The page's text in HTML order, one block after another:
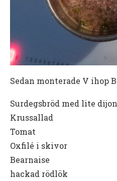
Sedan monterade V ihop
Surdegsbröd med lite
Krussallad
Tomat
Oxfilé i skivor
Bearnaise
hackad rödlök